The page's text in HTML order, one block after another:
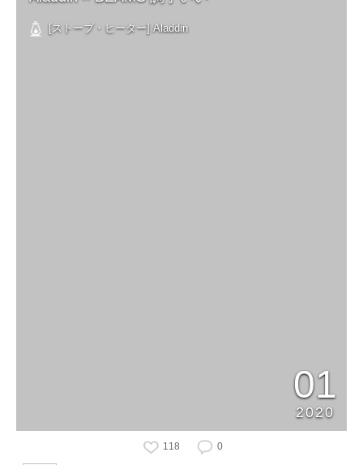
[ストーブ・ヒーター] Aladdin
01
2020
118 0